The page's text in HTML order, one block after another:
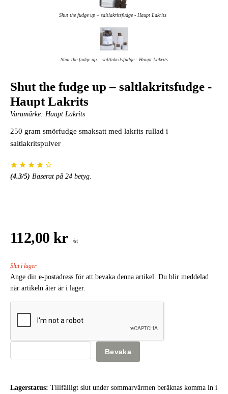
Shut the fudge up – saltlakritsfudge - Haupt Lakrits
Shut the fudge up – saltlakritsfudge - Haupt Lakrits
Shut the fudge up – saltlakritsfudge -
Haupt Lakrits
Varumärke: Haupt Lakrits
250 gram smörfudge smaksatt med lakrits rullad i
saltlakritspulver
(4.3/5) Baserat på 24 betyg.
112,00 kr /st
Slut i lager
Ange din e-postadress för att bevaka denna artikel. Du blir meddelad
när artikeln åter är i lager.
Bevaka
Lagerstatus: Tillfälligt slut under sommarvärmen beräknas komma in i